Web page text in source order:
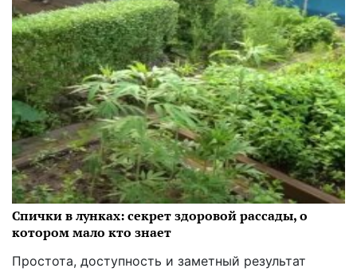
Спички в лунках: секрет здоровой рассады, о
котором мало кто знает
Простота, доступность и заметный результат